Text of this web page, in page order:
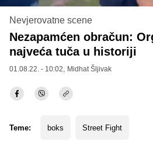
Nevjerovatne scene
Nezapamćen obračun:
najveća tuča u historiji
01.08.22. - 10:02, Midhat Šljivak
Teme: boks Street Fight